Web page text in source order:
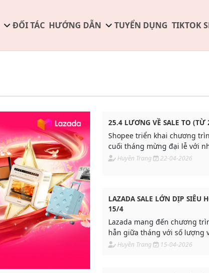
ĐỐI TÁC HƯỚNG DẪN TUYỂN DỤNG TIKTOK
25.4 LƯƠNG VỀ SALE TO (TỪ
Shopee triển khai chương
cuối tháng mừng đại lễ với
mãi nổi bật, giúp người mua
Huyền Trang 22-04-2026
LAZADA SALE LỚN DỊP SIÊU
15/4
Lazada mang đến chương
hẫn giữa tháng với số lượng
nhất trong tháng không thể
Huyền Trang 15-04-2026